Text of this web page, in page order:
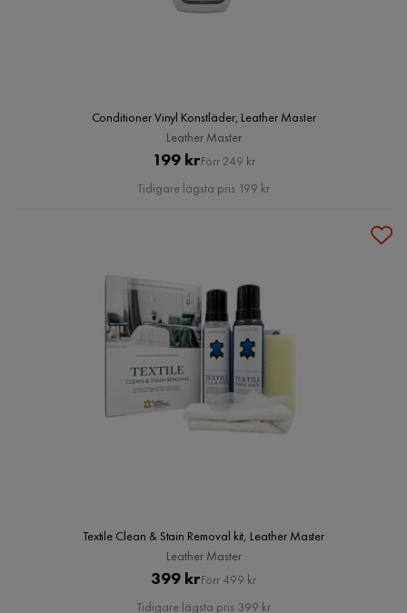
Conditioner Vinyl Konstläder, Leather Master
Leather Master
Pris
199 krOriginal
Pris
Förr 249 kr
Tidigare lägsta pris 199 kr
Textile Clean & Stain Removal kit, Leather Master
Leather Master
Pris
399 krOriginal
Pris
Förr 499 kr
Tidigare lägsta pris 399 kr